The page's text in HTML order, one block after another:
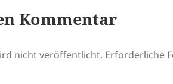
Kommentar
nicht veröffentlicht. Erforderliche